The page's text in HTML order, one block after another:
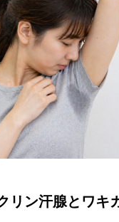
リン汗腺とワキ